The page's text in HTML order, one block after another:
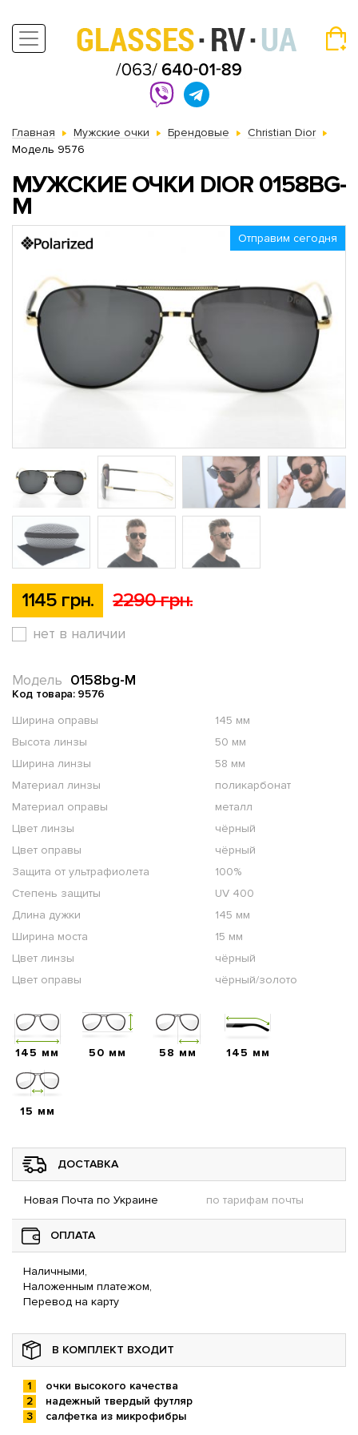
Главная Мужские очки Брендовые
Christian Dior
Модель 9576
МУЖСКИЕ ОЧКИ DIOR 0158BG-
M
Отправим сегодня
1145 грн. 2290 грн.
нет в наличии
0158bg-M
Модель
Код товара: 9576
Ширина оправы
145 мм
Высота линзы
50 мм
Ширина линзы
58 мм
Материал линзы
поликарбонат
Материал оправы
металл
Цвет линзы
чёрный
Цвет оправы
чёрный
Защита от ультрафиолета
100%
Степень защиты
UV 400
Длина дужки
145 мм
Ширина моста
15 мм
Цвет линзы
чёрный
Цвет оправы
чёрный/золото
145 мм 50 мм 58 мм 145 мм
15 мм
ДОСТАВКА
Новая Почта по Украине по тарифам почты
ОПЛАТА
Наличными,
Наложенным платежом,
Перевод на карту
В КОМПЛЕКТ ВХОДИТ
очки высокого качества
надежный твердый футляр
салфетка из микрофибры